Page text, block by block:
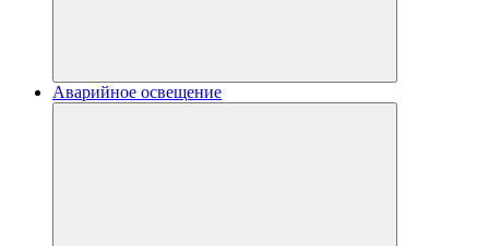
Аварийное освещение